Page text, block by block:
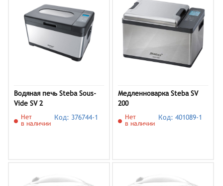
Водяная печь Steba Sous-
Vide SV 2
Нет
в наличии
Код: 376744-1
Медленноварка Steba SV
200
Нет
в наличии
Код: 401089-1